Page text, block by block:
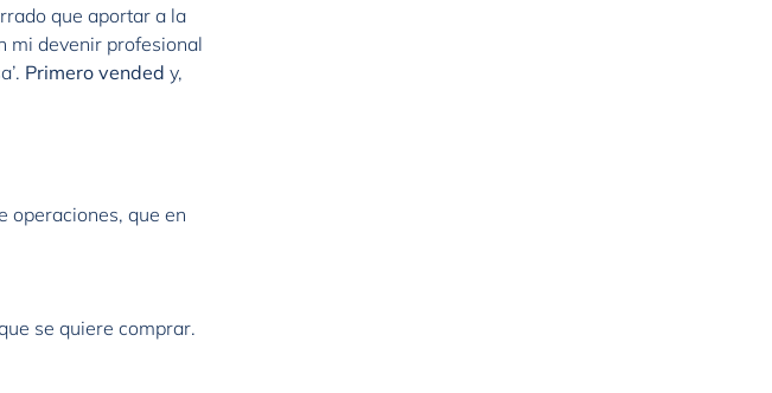
que aportar a la
mi devenir profesional
Primero vended y,
operaciones, que en
se quiere comprar.